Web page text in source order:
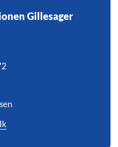
Gillesager